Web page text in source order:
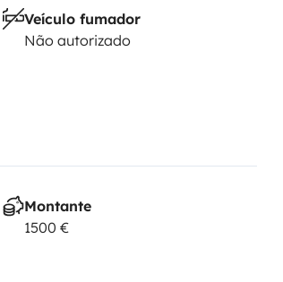
Veículo fumador
Não autorizado
Montante
1500 €